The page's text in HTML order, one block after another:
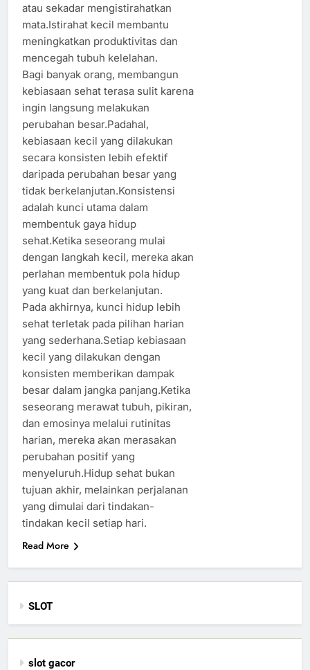
atau sekadar mengistirahatkan
mata.Istirahat kecil membantu
meningkatkan produktivitas dan
mencegah tubuh kelelahan.
Bagi banyak orang, membangun
kebiasaan sehat terasa sulit karena
ingin langsung melakukan
perubahan besar.Padahal,
kebiasaan kecil yang dilakukan
secara konsisten lebih efektif
daripada perubahan besar yang
tidak berkelanjutan.Konsistensi
adalah kunci utama dalam
membentuk gaya hidup
sehat.Ketika seseorang mulai
dengan langkah kecil, mereka akan
perlahan membentuk pola hidup
yang kuat dan berkelanjutan.
Pada akhirnya, kunci hidup lebih
sehat terletak pada pilihan harian
yang sederhana.Setiap kebiasaan
kecil yang dilakukan dengan
konsisten memberikan dampak
besar dalam jangka panjang.Ketika
seseorang merawat tubuh, pikiran,
dan emosinya melalui rutinitas
harian, mereka akan merasakan
perubahan positif yang
menyeluruh.Hidup sehat bukan
tujuan akhir, melainkan perjalanan
yang dimulai dari tindakan-
tindakan kecil setiap hari.
Read More
SLOT
slot gacor